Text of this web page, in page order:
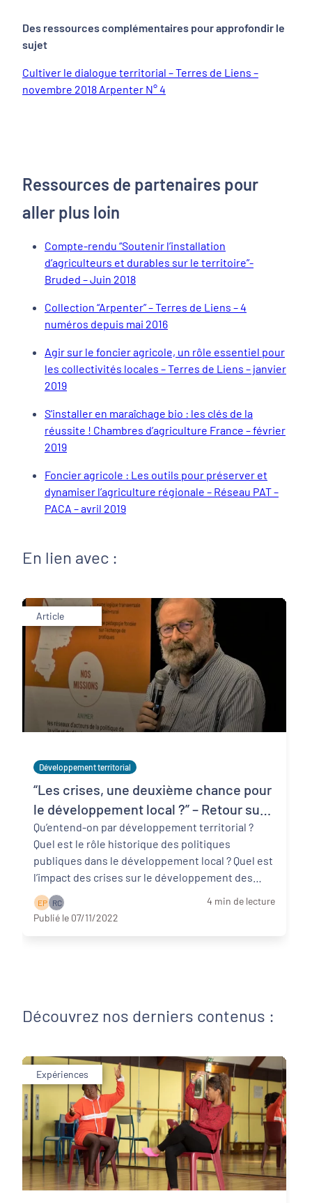
Des ressources complémentaires pour approfondir le
sujet
Cultiver le dialogue territorial – Terres de Liens –
novembre 2018 Arpenter N° 4
Ressources de partenaires pour
aller plus loin
Compte-rendu “Soutenir l’installation
d’agriculteurs et durables sur le territoire”-
Bruded – Juin 2018
Collection “Arpenter” – Terres de Liens – 4
numéros depuis mai 2016
Agir sur le foncier agricole, un rôle essentiel pour
les collectivités locales – Terres de Liens – janvier
2019
S'installer en maraîchage bio : les clés de la
réussite ! Chambres d’agriculture France – février
2019
Foncier agricole : Les outils pour préserver et
dynamiser l’agriculture régionale – Réseau PAT –
PACA – avril 2019
En lien avec :
Article
Développement territorial
“Les crises, une deuxième chance pour
le développement local ?” – Retour sur
la conférence de Bernard Pecqueur
Qu’entend-on par développement territorial ?
Quel est le rôle historique des politiques
publiques dans le développement local ? Quel est
l’impact des crises sur le développement des
E P R C
4 min de lecture
Publié le 07/11/2022
Découvrez nos derniers contenus :
Expériences